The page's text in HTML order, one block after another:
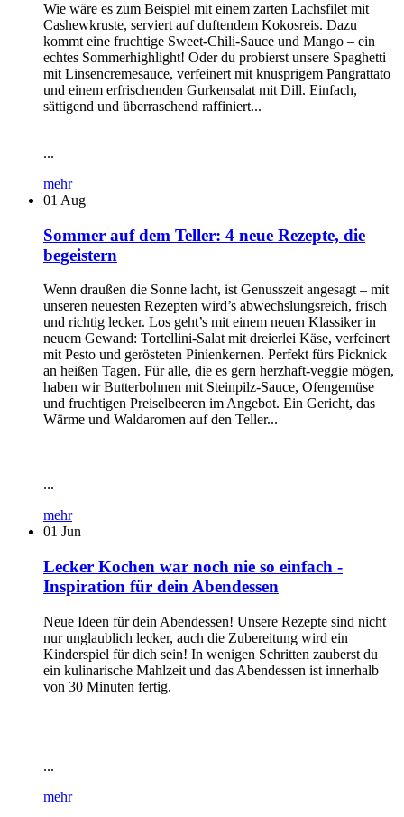
Wie wäre es zum Beispiel mit einem zarten Lachsfilet mit
Cashewkruste, serviert auf duftendem Kokosreis. Dazu
kommt eine fruchtige Sweet-Chili-Sauce und Mango – ein
echtes Sommerhighlight! Oder du probierst unsere Spaghetti
mit Linsencremesauce, verfeinert mit knusprigem Pangrattato
und einem erfrischenden Gurkensalat mit Dill. Einfach,
sättigend und überraschend raffiniert...
...
mehr
01 Aug
Sommer auf dem Teller: 4 neue Rezepte, die
begeistern
Wenn draußen die Sonne lacht, ist Genusszeit angesagt – mit
unseren neuesten Rezepten wird’s abwechslungsreich, frisch
und richtig lecker. Los geht’s mit einem neuen Klassiker in
neuem Gewand: Tortellini-Salat mit dreierlei Käse, verfeinert
mit Pesto und gerösteten Pinienkernen. Perfekt fürs Picknick
an heißen Tagen. Für alle, die es gern herzhaft-veggie mögen,
haben wir Butterbohnen mit Steinpilz-Sauce, Ofengemüse
und fruchtigen Preiselbeeren im Angebot. Ein Gericht, das
Wärme und Waldaromen auf den Teller...
...
mehr
01 Jun
Lecker Kochen war noch nie so einfach -
Inspiration für dein Abendessen
Neue Ideen für dein Abendessen! Unsere Rezepte sind nicht
nur unglaublich lecker, auch die Zubereitung wird ein
Kinderspiel für dich sein! In wenigen Schritten zauberst du
ein kulinarische Mahlzeit und das Abendessen ist innerhalb
von 30 Minuten fertig.
...
mehr